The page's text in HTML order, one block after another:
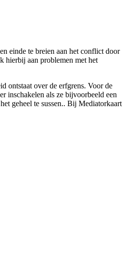
einde te breien aan het conflict door
hierbij aan problemen met het
ontstaat over de erfgrens. Voor de
inschakelen als ze bijvoorbeeld een
geheel te sussen.. Bij Mediatorkaart